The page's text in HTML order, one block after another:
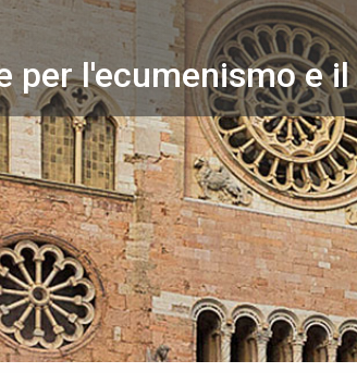
per l'ecumenismo e